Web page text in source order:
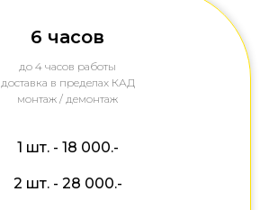
6 часов
до 4 часов работы
доставка в пределах КАД
монтаж / демонтаж
1 шт. - 18 000.-
2 шт. - 28 000.-